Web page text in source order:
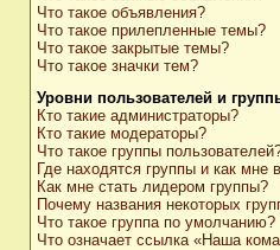
Что такое объявления?
Что такое прилепленные темы?
Что такое закрытые темы?
Что такое значки тем?
Уровни пользователей и
Кто такие администраторы?
Кто такие модераторы?
Что такое группы
Где находятся группы и как мне
Как мне стать лидером группы?
Почему названия некоторых
Что такое группа по умолчанию?
Что означает ссылка «Наша